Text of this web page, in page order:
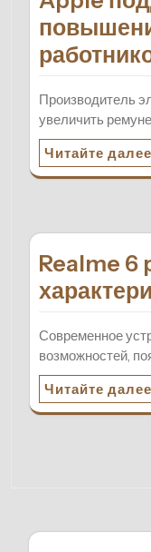
Производитель
увеличить
Читайте далее
Realme 6
Современное
возможностей,
Читайте далее